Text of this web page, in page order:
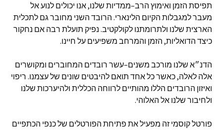
תפיסת הזמן ואימוץ הרב–ממדיות שלנו,אנו יכולים לנוע אל
מעבר למגבלות הקיום הלינארי. הרובד השני מחובר גם לתכלית
הארצית שלנו ולתרומתנו לקולקטיב. נפיק תועלת רבה אם נחקור
כיצד הדואליות, הזמן והמרחב משפיעים על חיינו.
הדנ״א שלנו מורכב משנים–עשר רובדים המחוברים ומקושרים
אלה לאלה,כאשר כל אחד תואם להיבטים שונים של עצמנו. ריפוי
ואיזון הרובדים הללו מהותיים לרווחה הכללית ולהיערכות שלנו
ולחיבור שלנו אל האלוהי.
פורטל קוסמי זה מפעיל את פתיחת הפורטלים של כנפי הכתפיים